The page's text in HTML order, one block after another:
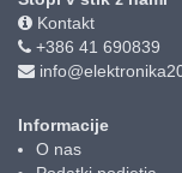
Kontakt
+386 41 690839
Informacije
O nas